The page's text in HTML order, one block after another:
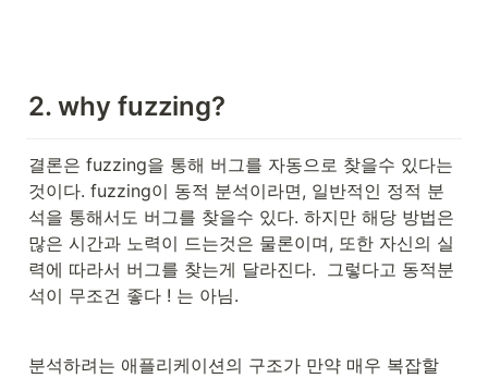
2. why fuzzing?
결론은 fuzzing을 통해 버그를 자동으로 찾을수 있다는
것이다. fuzzing이 동적 분석이라면, 일반적인 정적 분
석을 통해서도 버그를 찾을수 있다. 하지만 해당 방법은
많은 시간과 노력이 드는것은 물론이며, 또한 자신의 실
력에 따라서 버그를 찾는게 달라진다.  그렇다고 동적분
석이 무조건 좋다 ! 는 아님.
분석하려는 애플리케이션의 구조가 만약 매우 복잡할